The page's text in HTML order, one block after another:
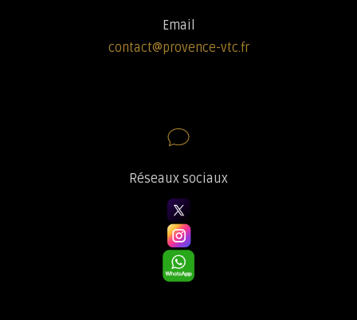
Email
contact@provence-vtc.fr
Réseaux sociaux